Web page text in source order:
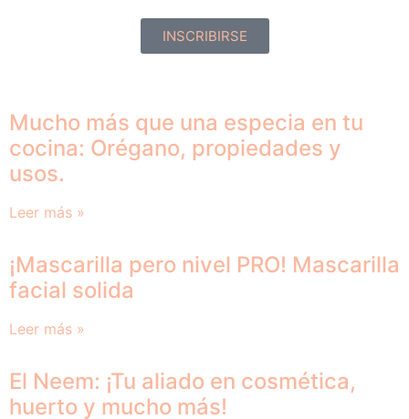
INSCRIBIRSE
Mucho más que una especia en tu
cocina: Orégano, propiedades y
usos.
Leer más »
¡Mascarilla pero nivel PRO! Mascarilla
facial solida
Leer más »
El Neem: ¡Tu aliado en cosmética,
huerto y mucho más!